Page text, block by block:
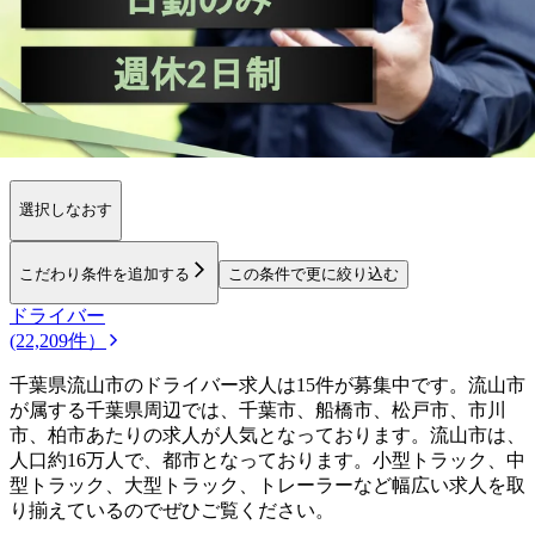
勤務エリア
都道府県を変更
流山市
選択しなおす
こだわり条件を追加する この条件で更に絞り込む
ドライバー
(22,209件）
千葉県流山市のドライバー求人は15件が募集中です。流山市
が属する千葉県周辺では、千葉市、船橋市、松戸市、市川
市、柏市あたりの求人が人気となっております。流山市は、
人口約16万人で、都市となっております。小型トラック、中
型トラック、大型トラック、トレーラーなど幅広い求人を取
り揃えているのでぜひご覧ください。